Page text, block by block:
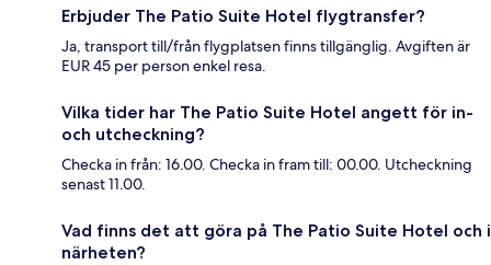
Erbjuder The Patio Suite Hotel flygtransfer?
Ja, transport till/från flygplatsen finns tillgänglig. Avgiften är
EUR 45 per person enkel resa.
Vilka tider har The Patio Suite Hotel angett för in-
och utcheckning?
Checka in från: 16.00. Checka in fram till: 00.00. Utcheckning
senast 11.00.
Vad finns det att göra på The Patio Suite Hotel och i
närheten?